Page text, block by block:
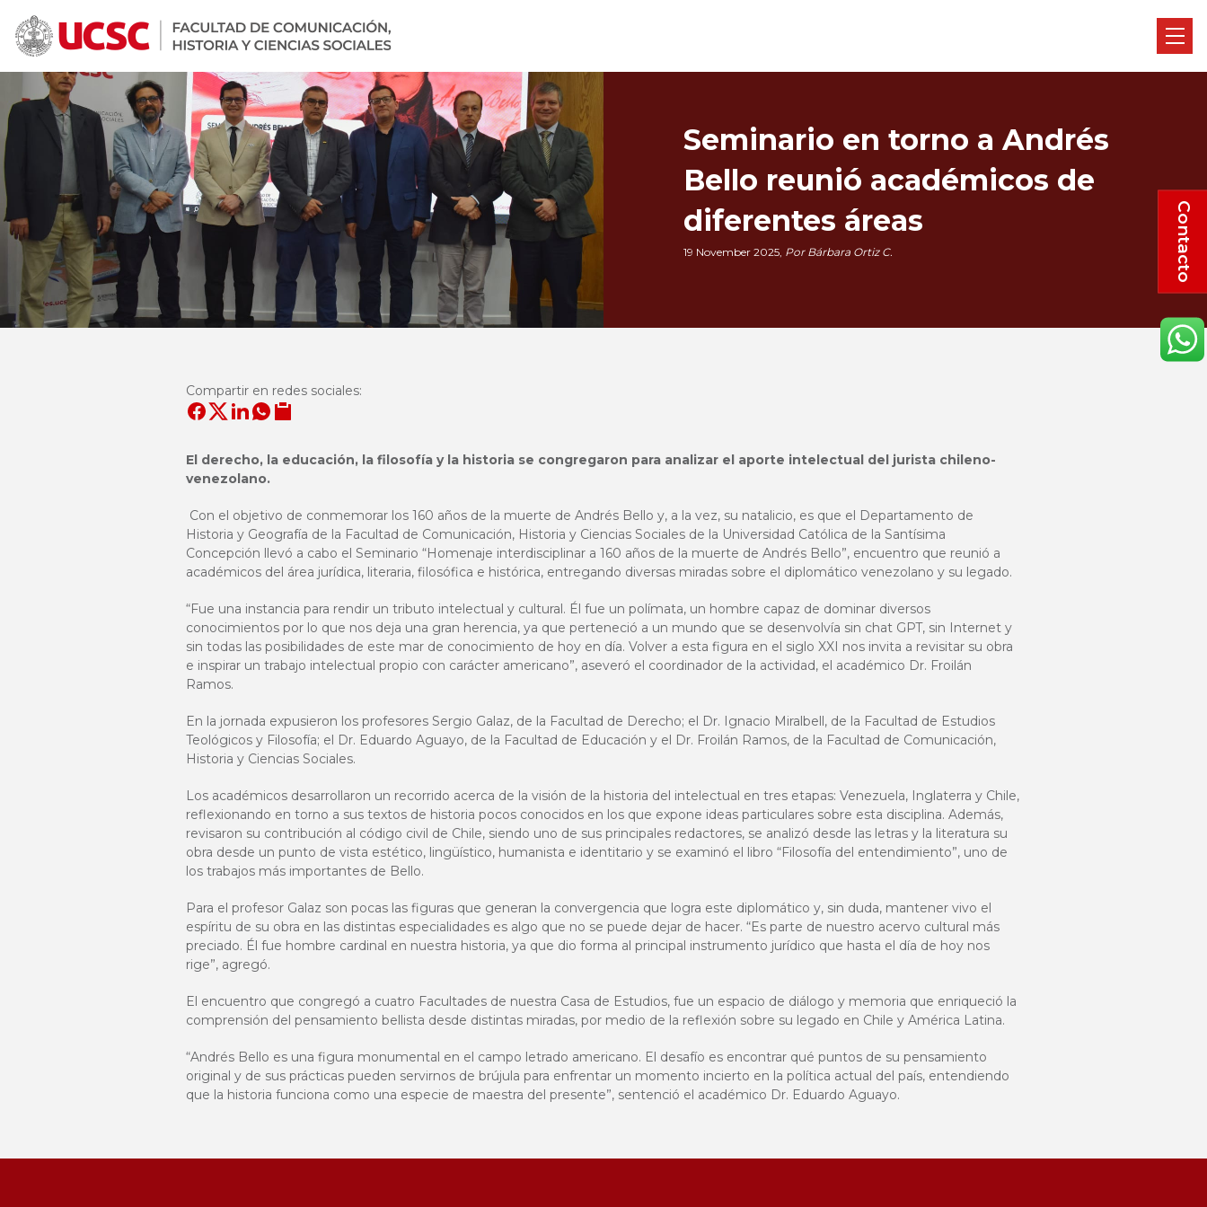
Seminario en torno a Andrés
Bello reunió académicos de
diferentes áreas
19 November 2025, Por Bárbara Ortiz C.
Compartir en redes sociales:
El derecho, la educación, la filosofía y la historia se congregaron para analizar el aporte intelectual del jurista chileno-
venezolano.
Con el objetivo de conmemorar los 160 años de la muerte de Andrés Bello y, a la vez, su natalicio, es que el Departamento de
Historia y Geografía de la Facultad de Comunicación, Historia y Ciencias Sociales de la Universidad Católica de la Santísima
Concepción llevó a cabo el Seminario “Homenaje interdisciplinar a 160 años de la muerte de Andrés Bello”, encuentro que reunió a
académicos del área jurídica, literaria, filosófica e histórica, entregando diversas miradas sobre el diplomático venezolano y su legado.
“Fue una instancia para rendir un tributo intelectual y cultural. Él fue un polímata, un hombre capaz de dominar diversos
conocimientos por lo que nos deja una gran herencia, ya que perteneció a un mundo que se desenvolvía sin chat GPT, sin Internet y
sin todas las posibilidades de este mar de conocimiento de hoy en día. Volver a esta figura en el siglo XXI nos invita a revisitar su obra
e inspirar un trabajo intelectual propio con carácter americano”, aseveró el coordinador de la actividad, el académico Dr. Froilán
Ramos.
En la jornada expusieron los profesores Sergio Galaz, de la Facultad de Derecho; el Dr. Ignacio Miralbell, de la Facultad de Estudios
Teológicos y Filosofía; el Dr. Eduardo Aguayo, de la Facultad de Educación y el Dr. Froilán Ramos, de la Facultad de Comunicación,
Historia y Ciencias Sociales.
Los académicos desarrollaron un recorrido acerca de la visión de la historia del intelectual en tres etapas: Venezuela, Inglaterra y Chile,
reflexionando en torno a sus textos de historia pocos conocidos en los que expone ideas particulares sobre esta disciplina. Además,
revisaron su contribución al código civil de Chile, siendo uno de sus principales redactores, se analizó desde las letras y la literatura su
obra desde un punto de vista estético, lingüístico, humanista e identitario y se examinó el libro “Filosofía del entendimiento”, uno de
los trabajos más importantes de Bello.
Para el profesor Galaz son pocas las figuras que generan la convergencia que logra este diplomático y, sin duda, mantener vivo el
espíritu de su obra en las distintas especialidades es algo que no se puede dejar de hacer. “Es parte de nuestro acervo cultural más
preciado. Él fue hombre cardinal en nuestra historia, ya que dio forma al principal instrumento jurídico que hasta el día de hoy nos
rige”, agregó.
El encuentro que congregó a cuatro Facultades de nuestra Casa de Estudios, fue un espacio de diálogo y memoria que enriqueció la
comprensión del pensamiento bellista desde distintas miradas, por medio de la reflexión sobre su legado en Chile y América Latina.
“Andrés Bello es una figura monumental en el campo letrado americano. El desafío es encontrar qué puntos de su pensamiento
original y de sus prácticas pueden servirnos de brújula para enfrentar un momento incierto en la política actual del país, entendiendo
que la historia funciona como una especie de maestra del presente”, sentenció el académico Dr. Eduardo Aguayo.
Contacto